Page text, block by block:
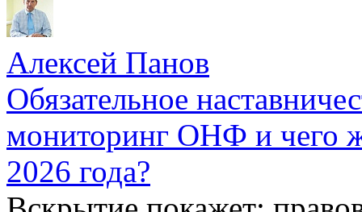
Алексей Панов
Обязательное
мониторинг ОНФ и чего
2026 года?